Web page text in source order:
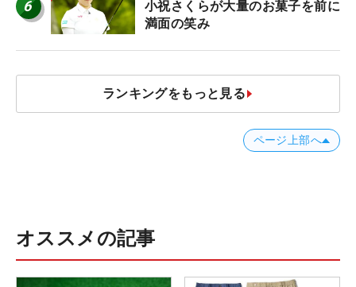
6
小祝さくらが大量のお菓子を前に
満面の笑み
ランキングをもっと見る
ページ上部へ
オススメの記事